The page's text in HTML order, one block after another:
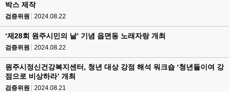
박스 제작
검증위원 2024.08.22
‘제28회 원주시민의 날’ 기념 읍면동 노래자랑 개최
검증위원 2024.08.22
원주시정신건강복지센터, 청년 대상 강점 해석 워크숍 ‘청년들이여 강
점으로 비상하라’ 개최
검증위원 2024.08.21